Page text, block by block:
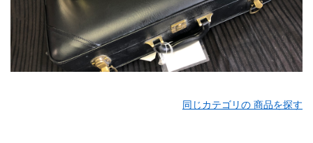
同じカテゴリの 商品を探す